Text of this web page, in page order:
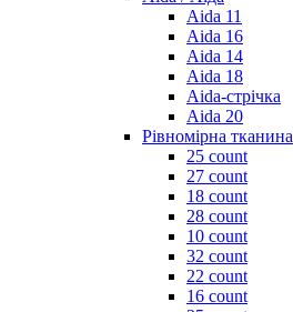
Aida 11
Aida 16
Aida 14
Aida 18
Aida-стрічка
Aida 20
Рівномірна тканина
25 count
27 count
18 count
28 count
10 count
32 count
22 count
16 count